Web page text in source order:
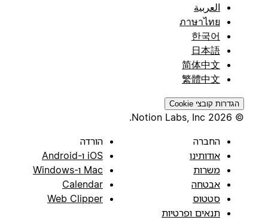
العربية
ภาษาไทย
한국어
日本語
简体中文
繁體中文
הגדרות קובצי Cookie
החברה
אודותינו
משרות
אבטחה
סטטוס
תנאים ופרטיות
הורדה
iOS ו-Android
Mac ו-Windows
Calendar
Web Clipper